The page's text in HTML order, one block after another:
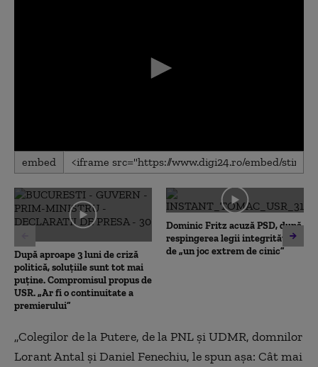
0
seconds
0
seconds
embed
După aproape 3 luni de criză
politică, soluțiile sunt tot mai
puține. Compromisul propus de
USR. „Ar fi o continuitate a
premierului”
Dominic Fritz acuză PSD, după
respingerea legii integrității,
de „un joc extrem de cinic”
„Colegilor de la Putere, de la PNL și UDMR, domnilor
Lorant Antal și Daniel Fenechiu, le spun așa: Cât mai